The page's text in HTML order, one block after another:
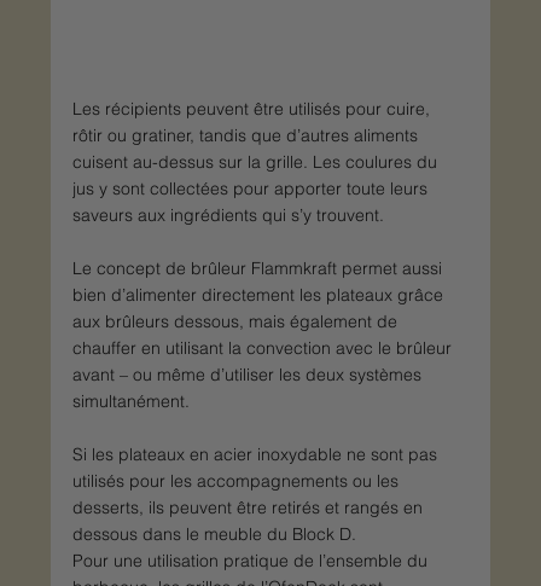
Les récipients peuvent être utilisés pour cuire,
rôtir ou gratiner, tandis que d’autres aliments
cuisent au-dessus sur la grille. Les coulures du
jus y sont collectées pour apporter toute leurs
saveurs aux ingrédients qui s’y trouvent.​
Le concept de brûleur Flammkraft permet aussi
bien d’alimenter directement les plateaux grâce
aux brûleurs dessous, mais également de
chauffer en utilisant la convection avec le brûleur
avant – ou même d’utiliser les deux systèmes
simultanément.
Si les plateaux en acier inoxydable ne sont pas
utilisés pour les accompagnements ou les
desserts, ils peuvent être retirés et rangés en
dessous dans le meuble du Block D.
Pour une utilisation pratique de l’ensemble du